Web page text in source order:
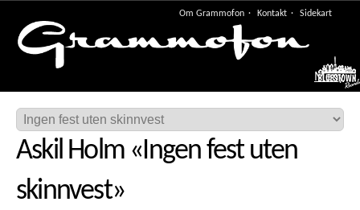
Om Grammofon Kontakt Sidekart
Meny
Askil Holm «Ingen fest uten
skinnvest»